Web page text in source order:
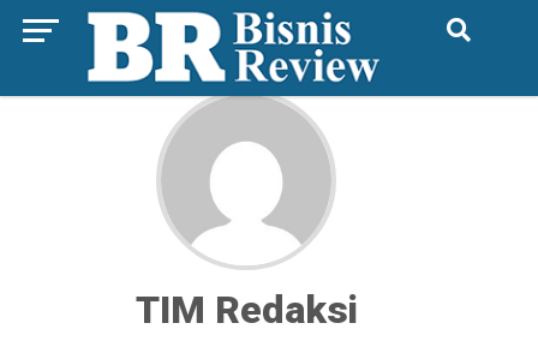
TIM Redaksi